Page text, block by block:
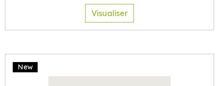
Visualiser
New